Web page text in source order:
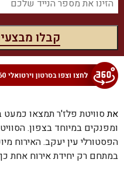
אתסוויטת פלז'ר תמצאו כמעט
ומפנקים במיוחד בצפון.
הפסטורלי עין יעקב.האירוח
במתחם רק יחידת אירוח אחת